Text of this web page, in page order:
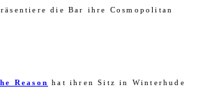
die Bar ihre Cosmopolitan
Reason hat ihren Sitz in Winterhude